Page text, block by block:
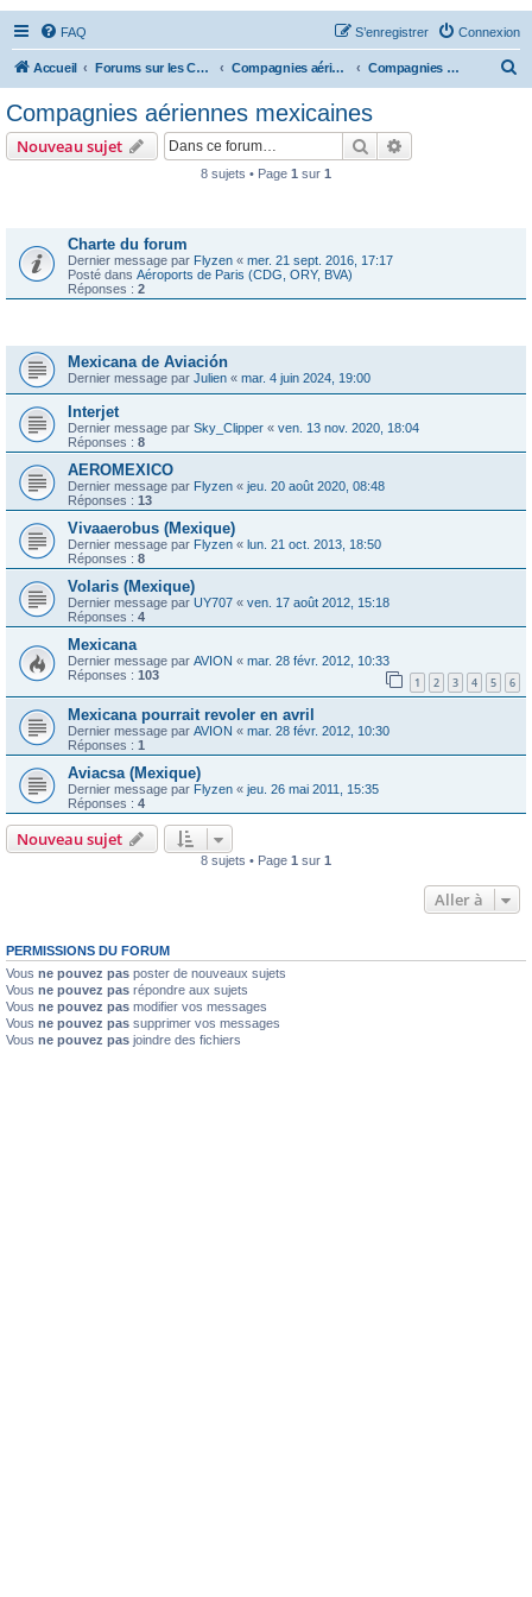
FAQ Connexion
S’enregistrer
Accueil Forums sur les Compagnies Aériennes Compagnies aériennes des Amériques Compagnies aériennes mexicaines
Compagnies aériennes mexicaines
Nouveau sujet Rechercher
8 sujets • Page 1 sur 1
Charte du forum
Dernier message par Flyzen « mer. 21 sept. 2016, 17:17
Posté dans Aéroports de Paris (CDG, ORY, BVA)
Réponses : 2
Mexicana de Aviación
Dernier message par Julien « mar. 4 juin 2024, 19:00
Interjet
Dernier message par Sky_Clipper « ven. 13 nov. 2020, 18:04
Réponses : 8
AEROMEXICO
Dernier message par Flyzen « jeu. 20 août 2020, 08:48
Réponses : 13
Vivaaerobus (Mexique)
Dernier message par Flyzen « lun. 21 oct. 2013, 18:50
Réponses : 8
Volaris (Mexique)
Dernier message par UY707 « ven. 17 août 2012, 15:18
Réponses : 4
Mexicana
Dernier message par AVION « mar. 28 févr. 2012, 10:33
Réponses : 103 1 2 3 4 5 6
Mexicana pourrait revoler en avril
Dernier message par AVION « mar. 28 févr. 2012, 10:30
Réponses : 1
Aviacsa (Mexique)
Dernier message par Flyzen « jeu. 26 mai 2011, 15:35
Réponses : 4
Nouveau sujet
8 sujets • Page 1 sur 1
Aller à
PERMISSIONS DU FORUM
Vous ne pouvez pas poster de nouveaux sujets
Vous ne pouvez pas répondre aux sujets
Vous ne pouvez pas modifier vos messages
Vous ne pouvez pas supprimer vos messages
Vous ne pouvez pas joindre des fichiers